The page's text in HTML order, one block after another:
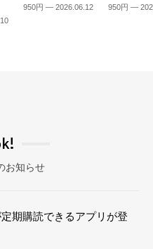
950円 — 2026.06.12 950円 —
お知らせ
期購読できるアプリが登